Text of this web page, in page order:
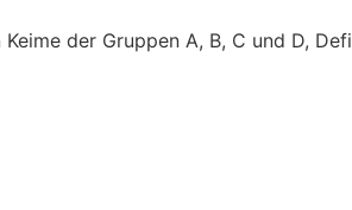
der Gruppen A, B, C und D,